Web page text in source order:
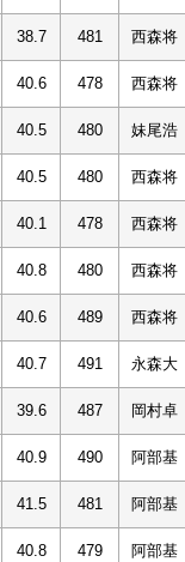
38.7 481 西森将
40.6 478 西森将
40.5 480 妹尾浩
40.5 480 西森将
40.1 478 西森将
40.8 480 西森将
40.6 489 西森将
40.7 491 永森大
39.6 487 岡村卓
40.9 490 阿部基
41.5 481 阿部基
40.8 479 阿部基